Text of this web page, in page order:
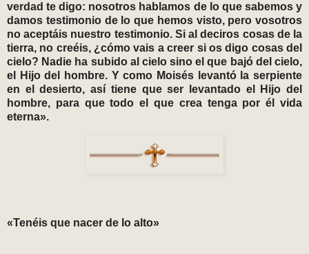
verdad te digo: nosotros hablamos de lo que sabemos y
damos testimonio de lo que hemos visto, pero vosotros
no aceptáis nuestro testimonio. Si al deciros cosas de la
tierra, no creéis, ¿cómo vais a creer si os digo cosas del
cielo? Nadie ha subido al cielo sino el que bajó del cielo,
el Hijo del hombre. Y como Moisés levantó la serpiente
en el desierto, así tiene que ser levantado el Hijo del
hombre, para que todo el que crea tenga por él vida
eterna».
«Tenéis que nacer de lo alto»